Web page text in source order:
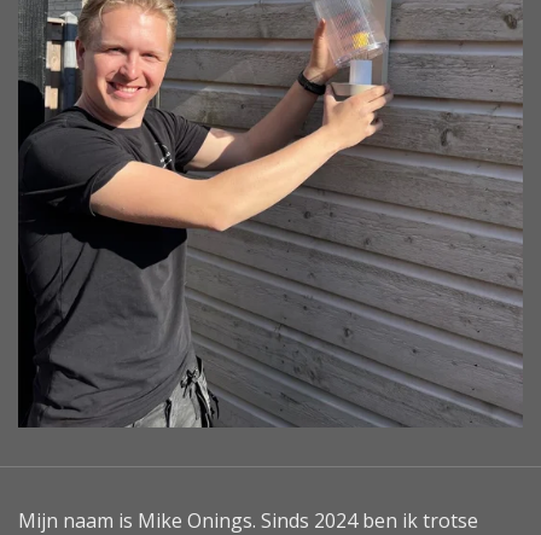
Mijn naam is Mike Onings. Sinds 2024 ben ik trotse